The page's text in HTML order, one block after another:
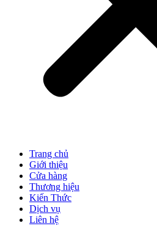
Trang chủ
Giới thiệu
Cửa hàng
Thương hiệu
Kiến Thức
Dịch vụ
Liên hệ